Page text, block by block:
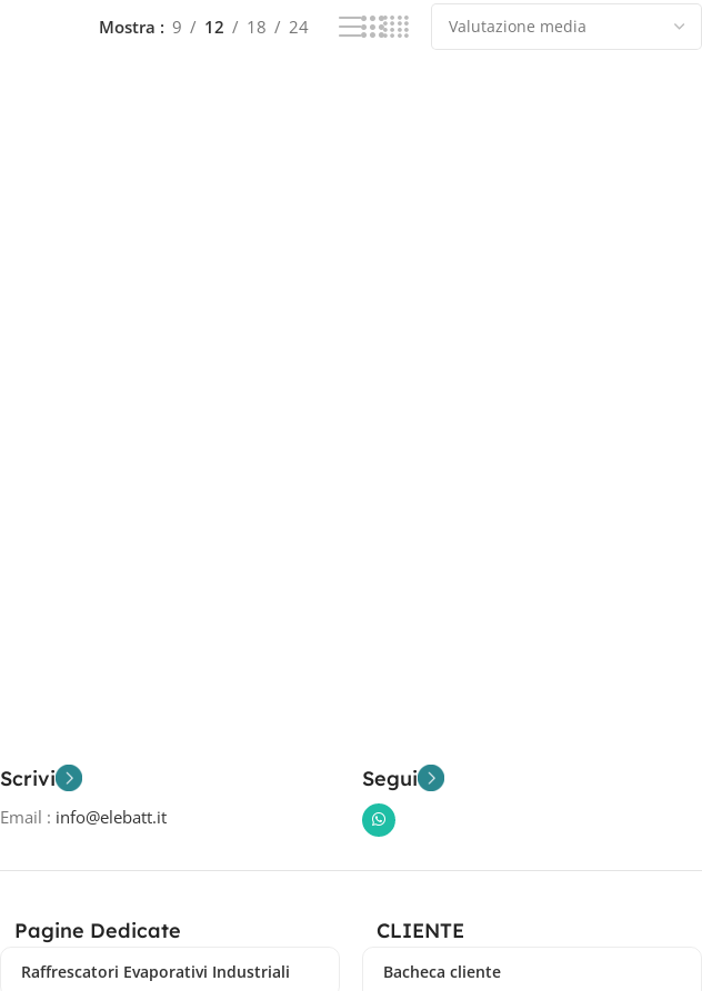
Mostra 9 12 18 24
Scrivi
Email : info@elebatt.it
Segui
Pagine Dedicate
Raffrescatori Evaporativi Industriali
CLIENTE
Bacheca cliente